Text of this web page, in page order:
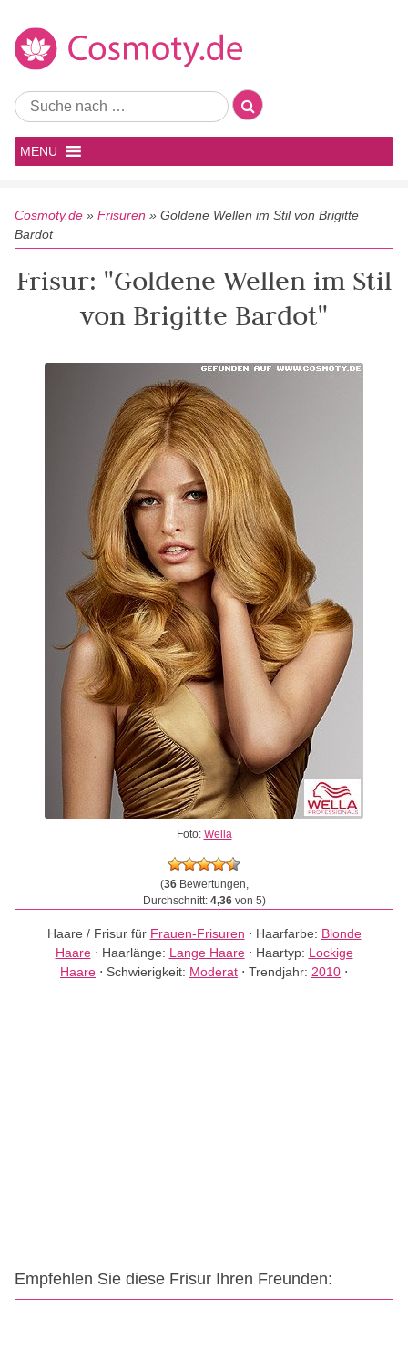
MENU
Cosmoty.de » Frisuren » Goldene Wellen im Stil von Brigitte
Bardot
Frisur: "Goldene Wellen im Stil
von Brigitte Bardot"
Foto: Wella
(36Bewertungen,
Durchschnitt: 4,36von 5)
Haare / Frisur für Frauen-Frisuren ⋅ Haarfarbe: Blonde
Haare⋅ Haarlänge: Lange Haare⋅ Haartyp: Lockige
Haare ⋅ Schwierigkeit: Moderat ⋅ Trendjahr: 2010 ⋅
Empfehlen Sie diese Frisur Ihren Freunden: